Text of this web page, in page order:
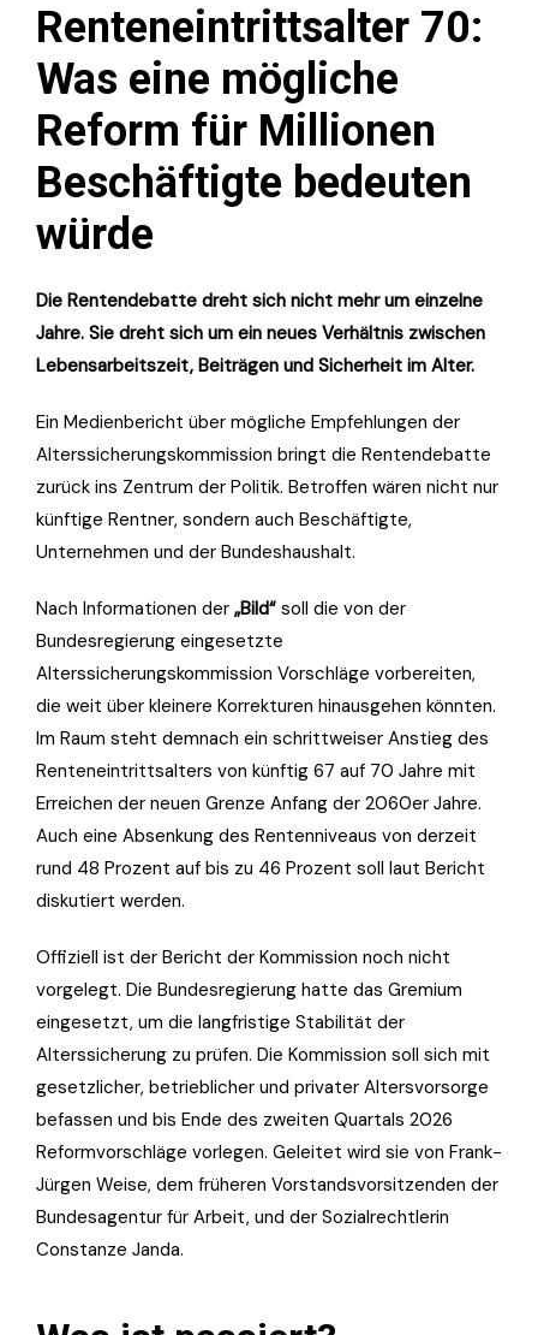
Renteneintrittsalter 70:
Was eine mögliche
Reform für Millionen
Beschäftigte bedeuten
würde
Die Rentendebatte dreht sich nicht mehr um einzelne
Jahre. Sie dreht sich um ein neues Verhältnis zwischen
Lebensarbeitszeit, Beiträgen und Sicherheit im Alter.
Ein Medienbericht über mögliche Empfehlungen der
Alterssicherungskommission bringt die Rentendebatte
zurück ins Zentrum der Politik. Betroffen wären nicht nur
künftige Rentner, sondern auch Beschäftigte,
Unternehmen und der Bundeshaushalt.
Nach Informationen der „Bild“ soll die von der
Bundesregierung eingesetzte
Alterssicherungskommission Vorschläge vorbereiten,
die weit über kleinere Korrekturen hinausgehen könnten.
Im Raum steht demnach ein schrittweiser Anstieg des
Renteneintrittsalters von künftig 67 auf 70 Jahre mit
Erreichen der neuen Grenze Anfang der 2060er Jahre.
Auch eine Absenkung des Rentenniveaus von derzeit
rund 48 Prozent auf bis zu 46 Prozent soll laut Bericht
diskutiert werden.
Offiziell ist der Bericht der Kommission noch nicht
vorgelegt. Die Bundesregierung hatte das Gremium
eingesetzt, um die langfristige Stabilität der
Alterssicherung zu prüfen. Die Kommission soll sich mit
gesetzlicher, betrieblicher und privater Altersvorsorge
befassen und bis Ende des zweiten Quartals 2026
Reformvorschläge vorlegen. Geleitet wird sie von Frank-
Jürgen Weise, dem früheren Vorstandsvorsitzenden der
Bundesagentur für Arbeit, und der Sozialrechtlerin
Constanze Janda.